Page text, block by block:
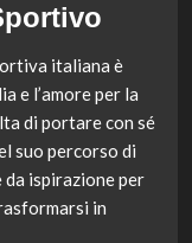
italiana è
e l’amore per la
di portare con sé
suo percorso di
ispirazione per
in